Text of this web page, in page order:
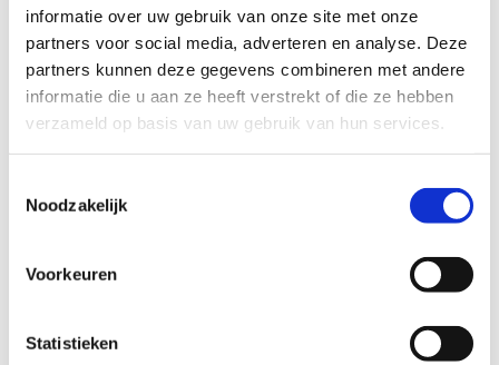
informatie over uw gebruik van onze site met onze
partners voor social media, adverteren en analyse. Deze
partners kunnen deze gegevens combineren met andere
informatie die u aan ze heeft verstrekt of die ze hebben
verzameld op basis van uw gebruik van hun services.
Noodzakelijk
Voorkeuren
Statistieken
Word lesgever bij Sport
Wij zijn steeds op zoek naar gemotiveerde lesgevers.